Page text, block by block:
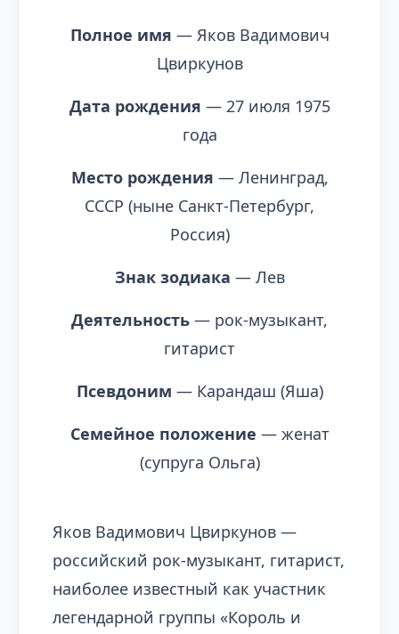
Полное имя — Яков Вадимович
Цвиркунов
Дата рождения — 27 июля 1975
года
Место рождения — Ленинград,
СССР (ныне Санкт-Петербург,
Россия)
Знак зодиака — Лев
Деятельность — рок-музыкант,
гитарист
Псевдоним — Карандаш (Яша)
Семейное положение — женат
(супруга Ольга)
Яков Вадимович Цвиркунов —
российский рок-музыкант, гитарист,
наиболее известный как участник
легендарной группы «Король и